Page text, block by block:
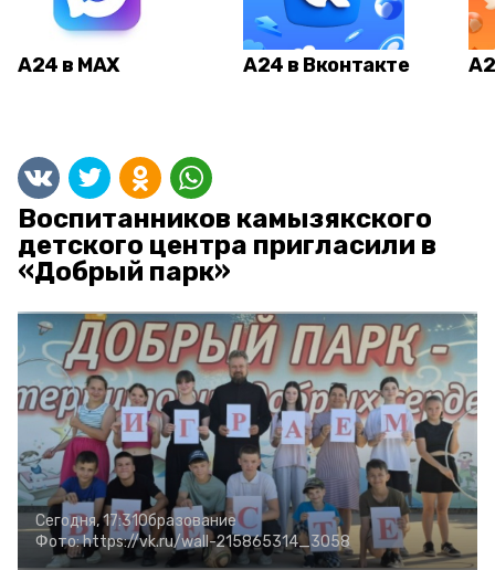
А24 в MAX А24 в Вконтакте
Воспитанников камызякского
детского центра пригласили в
«Добрый парк»
Сегодня, 17:31Образование
Фото:https://vk.ru/wall-215865314_3058